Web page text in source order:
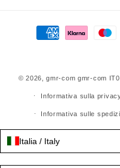
Metodi
© 2026,gmr-com gmr-com
Informativa sulla
Informativa sulle
Italia / Italy